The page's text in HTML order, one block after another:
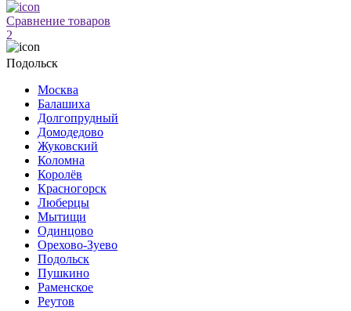
Сравнение товаров
2
Подольск
Москва
Балашиха
Долгопрудный
Домодедово
Жуковский
Коломна
Королёв
Красногорск
Люберцы
Мытищи
Одинцово
Орехово-Зуево
Подольск
Пушкино
Раменское
Реутов